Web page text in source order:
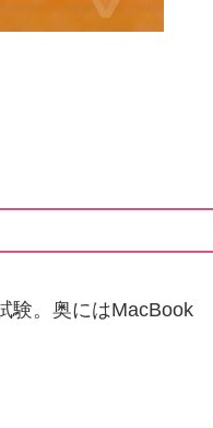
験。奥にはMacBook